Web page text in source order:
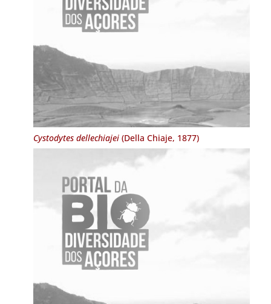
Cystodytes dellechiajei(Della Chiaje, 1877)